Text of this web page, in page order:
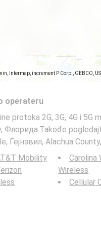
Intermap, increment P Corp., GEBCO,
operateru
protoka 2G, 3G, 4G i 5G
Флорида.Takođe
Гејнзвил, Alachua
Mobility
Carolina
Wireless
Cellular